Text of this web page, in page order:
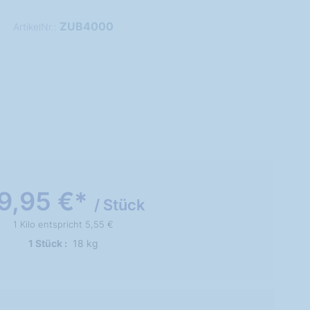
ArtikelNr.: ZUB4000
€* / Stück
1 Kilo entspricht 5,55 €
1 Stück 18 kg